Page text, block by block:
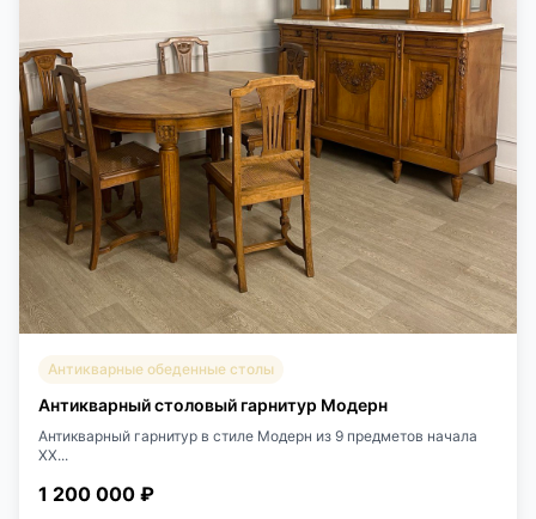
Антикварные обеденные столы
Антикварный столовый гарнитур Модерн
Антикварный гарнитур в стиле Модерн из 9 предметов начала
XX...
1 200 000 ₽